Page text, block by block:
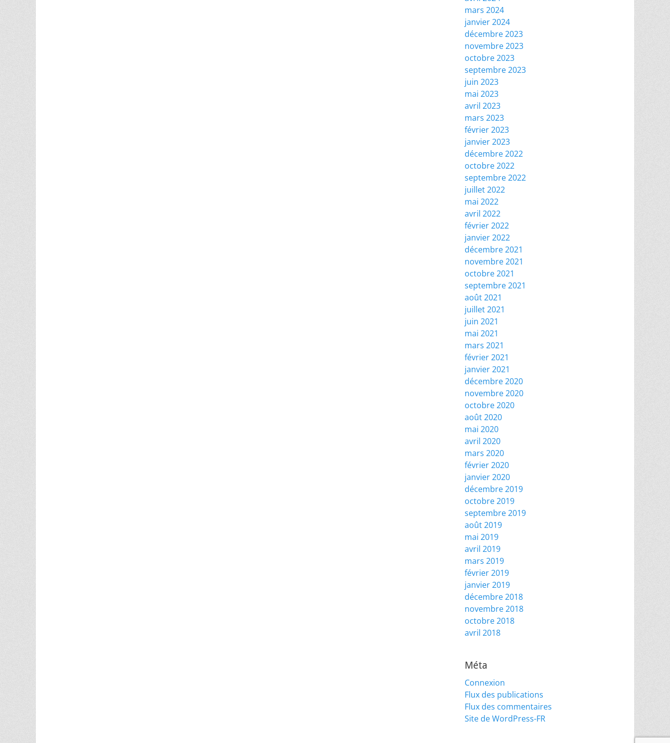
mars 2024
janvier 2024
décembre 2023
novembre 2023
octobre 2023
septembre 2023
juin 2023
mai 2023
avril 2023
mars 2023
février 2023
janvier 2023
décembre 2022
octobre 2022
septembre 2022
juillet 2022
mai 2022
avril 2022
février 2022
janvier 2022
décembre 2021
novembre 2021
octobre 2021
septembre 2021
août 2021
juillet 2021
juin 2021
mai 2021
mars 2021
février 2021
janvier 2021
décembre 2020
novembre 2020
octobre 2020
août 2020
mai 2020
avril 2020
mars 2020
février 2020
janvier 2020
décembre 2019
octobre 2019
septembre 2019
août 2019
mai 2019
avril 2019
mars 2019
février 2019
janvier 2019
décembre 2018
novembre 2018
octobre 2018
avril 2018
Méta
Connexion
Flux des publications
Flux des commentaires
Site de WordPress-FR